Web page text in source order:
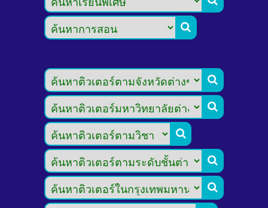





